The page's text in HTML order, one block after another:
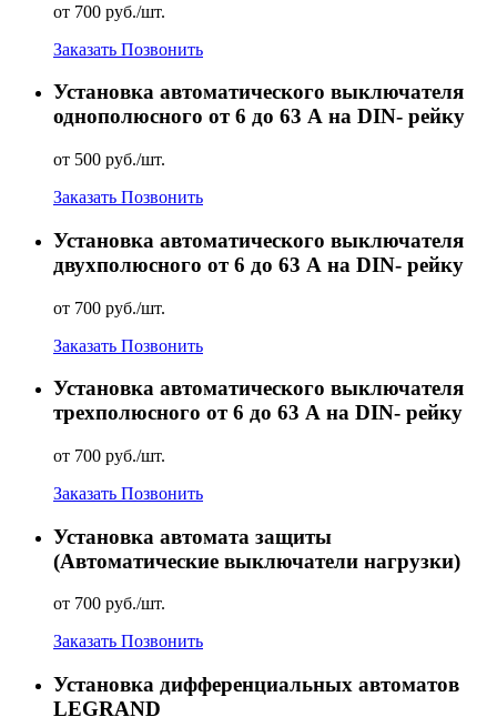
от 700 руб./шт.
Заказать Позвонить
Установка автоматического выключателя
однополюсного от 6 до 63 А на DIN- рейку
от 500 руб./шт.
Заказать Позвонить
Установка автоматического выключателя
двухполюсного от 6 до 63 А на DIN- рейку
от 700 руб./шт.
Заказать Позвонить
Установка автоматического выключателя
трехполюсного от 6 до 63 А на DIN- рейку
от 700 руб./шт.
Заказать Позвонить
Установка автомата защиты
(Автоматические выключатели нагрузки)
от 700 руб./шт.
Заказать Позвонить
Установка дифференциальных автоматов
LEGRAND